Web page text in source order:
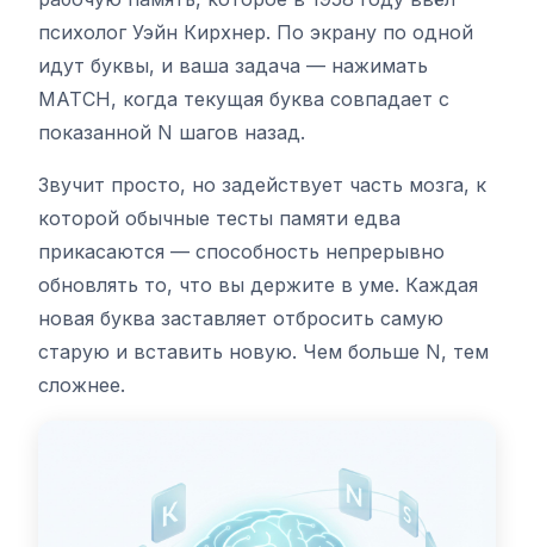
Отслеживание объектов
Hand-Eye Coordination
FPS Reaction
Рейтинг
Статьи
психолог Уэйн Кирхнер. По экрану по одной
идут буквы, и ваша задача — нажимать
MATCH, когда текущая буква совпадает с
показанной N шагов назад.
Звучит просто, но задействует часть мозга, к
которой обычные тесты памяти едва
прикасаются — способность непрерывно
обновлять то, что вы держите в уме. Каждая
новая буква заставляет отбросить самую
старую и вставить новую. Чем больше N, тем
сложнее.